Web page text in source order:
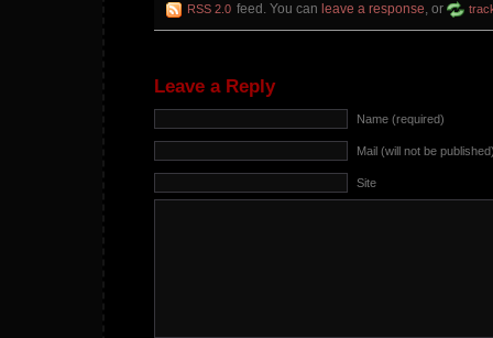
RSS 2.0 feed. You can leave a response, or
Leave a Reply
Name (required)
Mail (will not be
Site